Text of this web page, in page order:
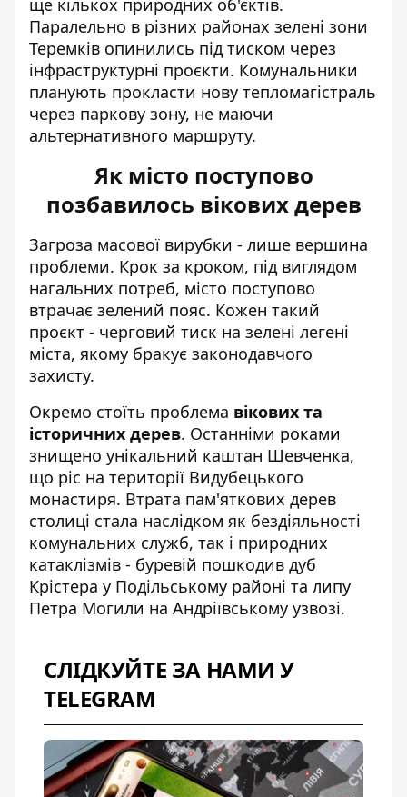
ще кількох природних об'єктів.
Паралельно в різних районах зелені зони
Теремків опинились під тиском через
інфраструктурні проєкти. Комунальники
планують прокласти нову тепломагістраль
через паркову зону, не маючи
альтернативного маршруту.
Як місто поступово
позбавилось вікових дерев
Загроза масової вирубки - лише вершина
проблеми. Крок за кроком, під виглядом
нагальних потреб, місто поступово
втрачає зелений пояс. Кожен такий
проєкт - черговий тиск на зелені легені
міста, якому бракує законодавчого
захисту.
Окремо стоїть проблема вікових та
історичних дерев. Останніми роками
знищено унікальний каштан Шевченка,
що ріс на території Видубецького
монастиря. Втрата пам'яткових дерев
столиці стала наслідком як бездіяльності
комунальних служб, так і природних
катаклізмів - буревій пошкодив дуб
Крістера у Подільському районі та липу
Петра Могили на Андріївському узвозі.
СЛІДКУЙТЕ ЗА НАМИ У
TELEGRAM